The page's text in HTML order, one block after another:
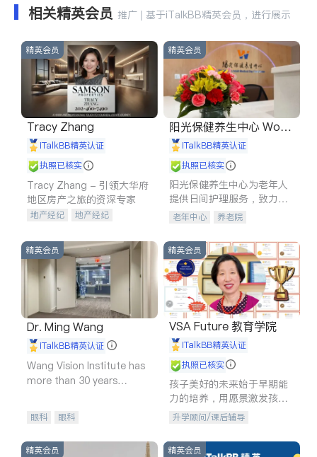
相关精英会员 推广 | 基于iTalkBB精英会员，进行展示
精英会员
Tracy Zhang
iTalkBB精英认证
执照已核实
Tracy Zhang - 引领大华府
地区房产之旅的资深专家
地产经纪
地产经纪
商铺租售
开发商建商
精英会员
阳光保健养生中心 World
shine
iTalkBB精英认证
执照已核实
阳光保健养生中心为老年人
提供日间护理服务，致力于
通过持续的护理创新来有效
老年中心 养老院
精英会员
Dr. Ming Wang
iTalkBB精英认证
Wang Vision Institute has
more than 30 years
眼科 眼科
精英会员
VSA Future 教育学院
iTalkBB精英认证
执照已核实
孩子美好的未来始于早期能
力的培养，用愿景激发孩子
的学习潜力和动力。理念：
拥有成长型心态是成功的基
石。
升学顾问/课后辅导
精英会员 精英会员